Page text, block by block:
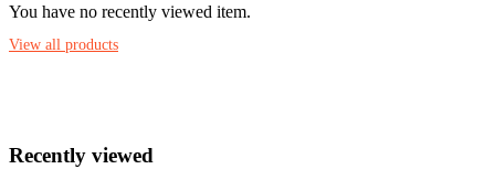
You have no recently viewed item.
View all products
Recently viewed